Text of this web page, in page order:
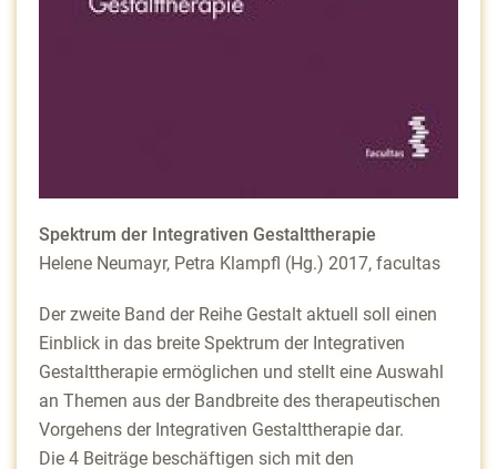
Spektrum der Integrativen Gestalttherapie
Helene Neumayr, Petra Klampfl (Hg.) 2017, facultas
Der zweite Band der Reihe Gestalt aktuell soll einen
Einblick in das breite Spektrum der Integrativen
Gestalttherapie ermöglichen und stellt eine Auswahl
an Themen aus der Bandbreite des therapeutischen
Vorgehens der Integrativen Gestalttherapie dar.
Die 4 Beiträge beschäftigen sich mit den